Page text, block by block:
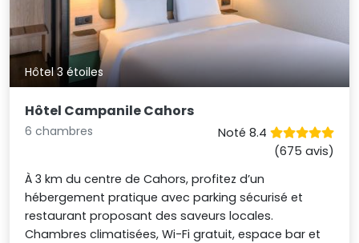
Hôtel 3 étoiles
Hôtel Campanile Cahors
6 chambres
Noté 8.4
(675 avis)
À 3 km du centre de Cahors, profitez d’un
hébergement pratique avec parking sécurisé et
restaurant proposant des saveurs locales.
Chambres climatisées, Wi-Fi gratuit, espace bar et